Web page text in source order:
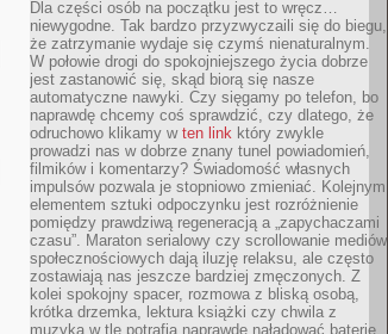
Dla części osób na początku jest to wręcz…
niewygodne. Tak bardzo przyzwyczaili się do biegu,
że zatrzymanie wydaje się czymś nienaturalnym.
W połowie drogi do spokojniejszego życia dobrze
jest zastanowić się, skąd biorą się nasze
automatyczne nawyki. Czy sięgamy po telefon, bo
naprawdę chcemy coś sprawdzić, czy dlatego, że
odruchowo klikamy w ten link który zwykle
prowadzi nas w dobrze znany tunel powiadomień,
filmików i komentarzy? Świadomość własnych
impulsów pozwala je stopniowo zmieniać. Kolejnym
elementem sztuki odpoczynku jest rozróżnienie
pomiędzy prawdziwą regeneracją a „zapychaczami
czasu”. Maraton serialowy czy scrollowanie mediów
społecznościowych dają iluzję relaksu, ale często
zostawiają nas jeszcze bardziej zmęczonych. Z
kolei spokojny spacer, rozmowa z bliską osobą,
krótka drzemka, lektura książki czy chwila z
muzyką w tle potrafią naprawdę naładować baterie.